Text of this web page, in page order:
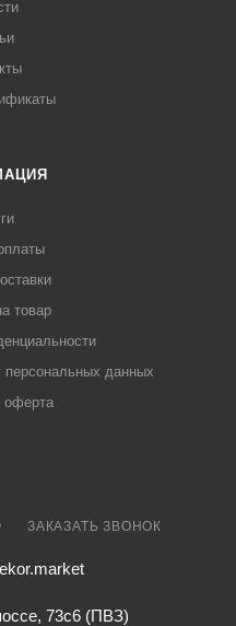
товар
персональных данных
оферта
ЗАКАЗАТЬ ЗВОНОК
73с6 (ПВЗ)